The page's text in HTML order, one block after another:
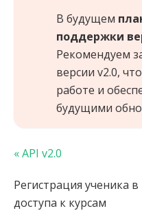
В будущем
поддержки
Рекомендуем
версии v2.0,
работе и
будущими
« API v2.0
Регистрация ученика
доступа к курсам